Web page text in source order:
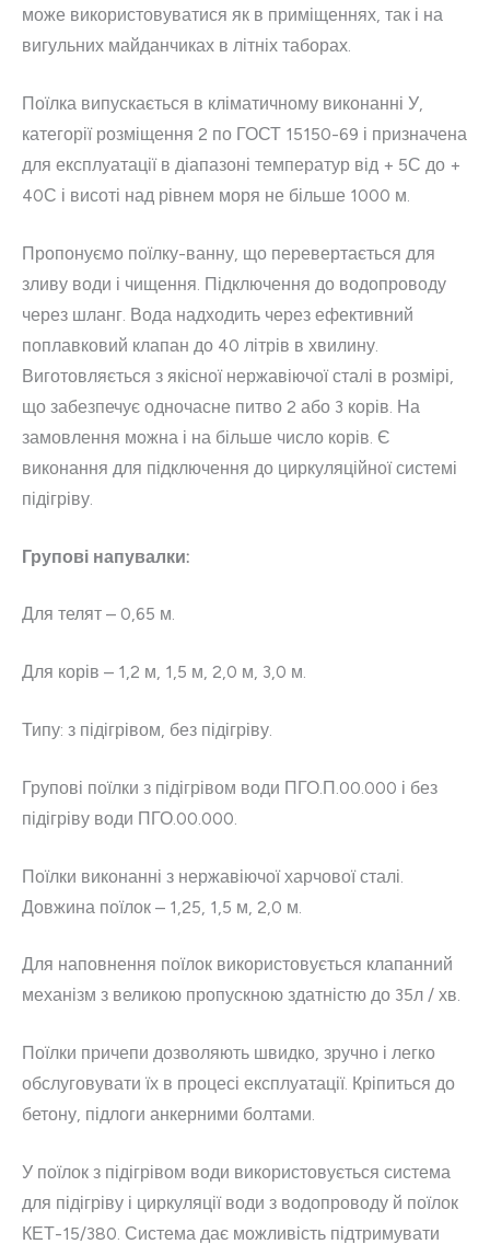
може використовуватися як в приміщеннях, так і на
вигульних майданчиках в літніх таборах.
Поїлка випускається в кліматичному виконанні У,
категорії розміщення 2 по ГОСТ 15150-69 і призначена
для експлуатації в діапазоні температур від + 5С до +
40С і висоті над рівнем моря не більше 1000 м.
Пропонуємо поїлку-ванну, що перевертається для
зливу води і чищення. Підключення до водопроводу
через шланг. Вода надходить через ефективний
поплавковий клапан до 40 літрів в хвилину.
Виготовляється з якісної нержавіючої сталі в розмірі,
що забезпечує одночасне питво 2 або 3 корів. На
замовлення можна і на більше число корів. Є
виконання для підключення до циркуляційної системі
підігріву.
Групові напувалки:
Для телят – 0,65 м.
Для корів – 1,2 м, 1,5 м, 2,0 м, 3,0 м.
Типу: з підігрівом, без підігріву.
Групові поїлки з підігрівом води ПГО.П.00.000 і без
підігріву води ПГО.00.000.
Поїлки виконанні з нержавіючої харчової сталі.
Довжина поїлок – 1,25, 1,5 м, 2,0 м.
Для наповнення поїлок використовується клапанний
механізм з великою пропускною здатністю до 35л / хв.
Поїлки причепи дозволяють швидко, зручно і легко
обслуговувати їх в процесі експлуатації. Кріпиться до
бетону, підлоги анкерними болтами.
У поїлок з підігрівом води використовується система
для підігріву і циркуляції води з водопроводу й поїлок
КЕТ-15/380. Система дає можливість підтримувати